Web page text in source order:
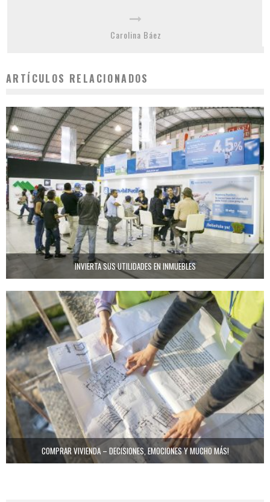
Carolina Báez
ARTÍCULOS RELACIONADOS
INVIERTA SUS UTILIDADES EN INMUEBLES
COMPRAR VIVIENDA – DECISIONES, EMOCIONES Y MUCHO MÁS!